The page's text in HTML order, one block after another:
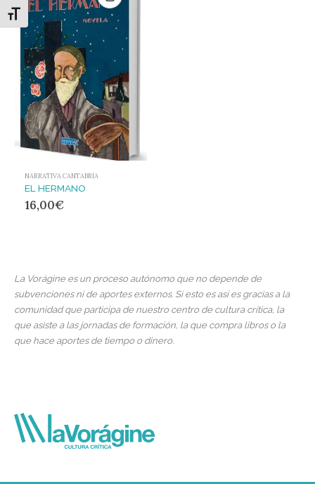
Alternar tamaño de letra
NARRATIVA CANTABRIA
EL HERMANO
16,00€
La Vorágine es un proceso autónomo que no depende de
subvenciones ni de aportes externos. Si esto es así es gracias a la
comunidad que participa de nuestro centro de cultura crítica, la
que asiste a las jornadas de formación, la que compra libros o la
que hace aportes de tiempo o dinero.